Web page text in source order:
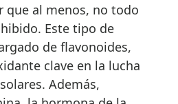
que al menos, no todo
Este tipo de
de flavonoides,
clave en la lucha
Además,